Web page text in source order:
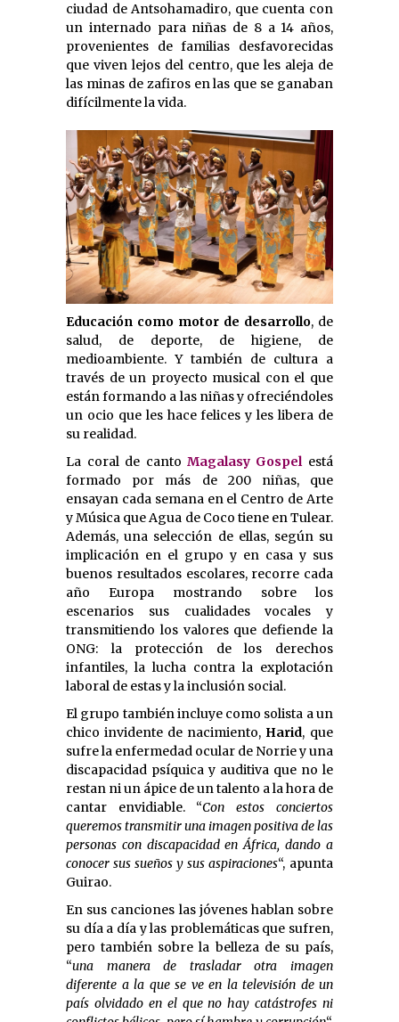
ciudad de Antsohamadiro, que cuenta con
un internado para niñas de 8 a 14 años,
provenientes de familias desfavorecidas
que viven lejos del centro, que les aleja de
las minas de zafiros en las que se ganaban
difícilmente la vida.
Educación como motor de desarrollo, de
salud, de deporte, de higiene, de
medioambiente. Y también de cultura a
través de un proyecto musical con el que
están formando a las niñas y ofreciéndoles
un ocio que les hace felices y les libera de
su realidad.
La coral de canto Magalasy Gospelestá
formado por más de 200 niñas, que
ensayan cada semana en el Centro de Arte
y Música que Agua de Coco tiene en Tulear.
Además, una selección de ellas, según su
implicación en el grupo y en casa y sus
buenos resultados escolares, recorre cada
año Europa mostrando sobre los
escenarios sus cualidades vocales y
transmitiendo los valores que defiende la
ONG: la protección de los derechos
infantiles, la lucha contra la explotación
laboral de estas y la inclusión social.
El grupo también incluye como solista a un
chico invidente de nacimiento, Harid, que
sufre la enfermedad ocular de Norrie y una
discapacidad psíquica y auditiva que no le
restan ni un ápice de un talento a la hora de
cantar envidiable. “Con estos conciertos
queremos transmitir una imagen positiva de las
personas con discapacidad en África, dando a
conocer sus sueños y sus aspiraciones“, apunta
Guirao.
En sus canciones las jóvenes hablan sobre
su día a día y las problemáticas que sufren,
pero también sobre la belleza de su país,
“una manera de trasladar otra imagen
diferente a la que se ve en la televisión de un
país olvidado en el que no hay catástrofes ni